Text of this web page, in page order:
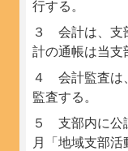
行する。
３ 会計は、支
計の通帳は当支
４ 会計監査は
監査する。
５ 支部内に公
月「地域支部